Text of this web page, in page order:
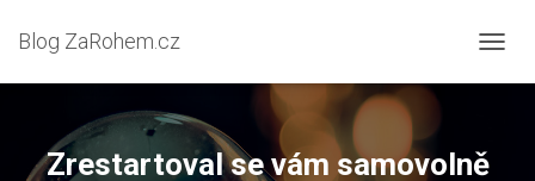
Blog ZaRohem.cz
Ř
Zrestartoval se vám samovolně